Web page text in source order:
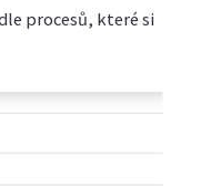
procesů, které si